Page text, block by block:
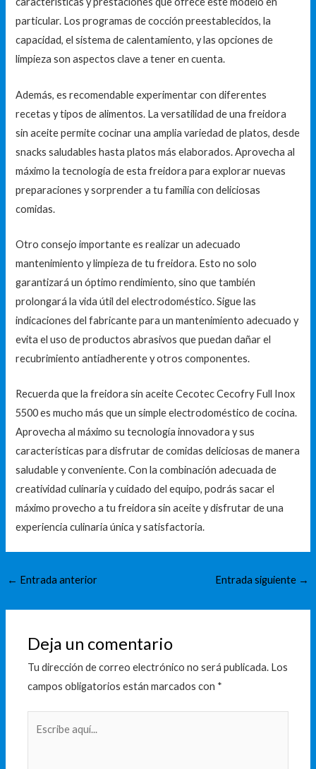
particular. Los programas de cocción preestablecidos, la
capacidad, el sistema de calentamiento, y las opciones de
limpieza son aspectos clave a tener en cuenta.
Además, es recomendable experimentar con diferentes
recetas y tipos de alimentos. La versatilidad de una freidora
sin aceite permite cocinar una amplia variedad de platos, desde
snacks saludables hasta platos más elaborados. Aprovecha al
máximo la tecnología de esta freidora para explorar nuevas
preparaciones y sorprender a tu familia con deliciosas
comidas.
Otro consejo importante es realizar un adecuado
mantenimiento y limpieza de tu freidora. Esto no solo
garantizará un óptimo rendimiento, sino que también
prolongará la vida útil del electrodoméstico. Sigue las
indicaciones del fabricante para un mantenimiento adecuado y
evita el uso de productos abrasivos que puedan dañar el
recubrimiento antiadherente y otros componentes.
Recuerda que la freidora sin aceite Cecotec Cecofry Full Inox
5500 es mucho más que un simple electrodoméstico de cocina.
Aprovecha al máximo su tecnología innovadora y sus
características para disfrutar de comidas deliciosas de manera
saludable y conveniente. Con la combinación adecuada de
creatividad culinaria y cuidado del equipo, podrás sacar el
máximo provecho a tu freidora sin aceite y disfrutar de una
experiencia culinaria única y satisfactoria.
← Entrada anterior Entrada siguiente →
Deja un comentario
Tu dirección de correo electrónico no será publicada. Los
campos obligatorios están marcados con *